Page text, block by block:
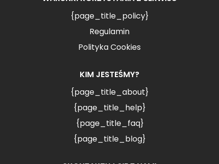
{page_title_policy}
Regulamin
Polityka Cookies
KIM JESTEŚMY?
{page_title_about}
{page_title_help}
{page_title_faq}
{page_title_blog}